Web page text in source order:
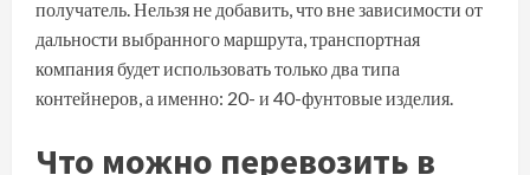
получатель. Нельзя не добавить, что вне зависимости от
дальности выбранного маршрута, транспортная
компания будет использовать только два типа
контейнеров, а именно: 20- и 40-фунтовые изделия.
Что можно перевозить в